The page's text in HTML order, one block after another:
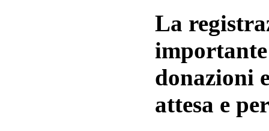
La
donazioni
attesa e